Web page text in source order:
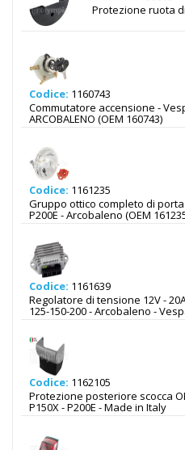
Protezione ruota di
Codice: 1160743
Commutatore accensione -
ARCOBALENO (OEM 160743)
Codice: 1161235
Gruppo ottico completo di
P200E - Arcobaleno (OEM
Codice: 1161639
Regolatore di tensione 12V -
125-150-200 - Arcobaleno -
Codice: 1162105
Protezione posteriore scocca
P150X - P200E - Made in Italy